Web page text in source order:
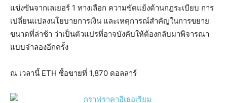
แข่งขันจากเลเยอร์ 1 ทางเลือก ความขัดแย้งด้านกฎระเบียบ การ
เปลี่ยนแปลงนโยบายการเงิน และเหตุการณ์สำคัญในการขยาย
ขนาดที่ล่าช้า ว่าเป็นตัวแปรที่อาจบังคับให้ต้องกลับมาพิจารณา
แบบจำลองอีกครั้ง
ณ เวลานี้ ETH ซื้อขายที่ 1,870 ดอลลาร์